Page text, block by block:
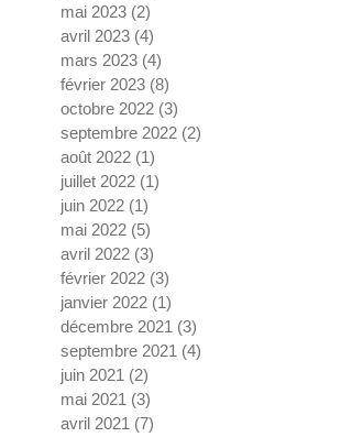
mai 2023 (2)
avril 2023 (4)
mars 2023 (4)
février 2023 (8)
octobre 2022 (3)
septembre 2022 (2)
août 2022 (1)
juillet 2022 (1)
juin 2022 (1)
mai 2022 (5)
avril 2022 (3)
février 2022 (3)
janvier 2022 (1)
décembre 2021 (3)
septembre 2021 (4)
juin 2021 (2)
mai 2021 (3)
avril 2021 (7)